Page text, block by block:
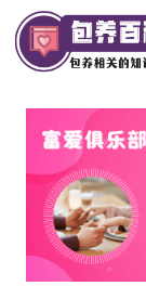
Skip
to
content